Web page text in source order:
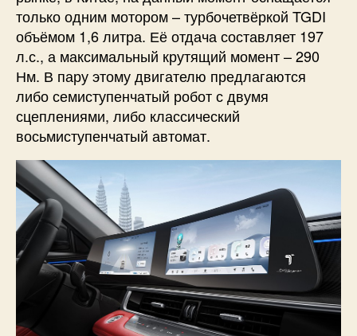
только одним мотором – турбочетвёркой TGDI
объёмом 1,6 литра. Её отдача составляет 197
л.с., а максимальный крутящий момент – 290
Нм. В пару этому двигателю предлагаются
либо семиступенчатый робот с двумя
сцеплениями, либо классический
восьмиступенчатый автомат.